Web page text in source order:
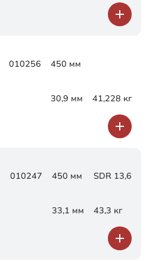
010256 450 мм
30,9 мм 41,228 кг
010247 450 мм SDR 13,6
33,1 мм 43,3 кг